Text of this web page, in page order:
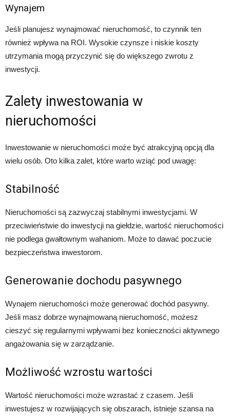
Wynajem
Jeśli planujesz wynajmować nieruchomość, to czynnik ten
również wpływa na ROI. Wysokie czynsze i niskie koszty
utrzymania mogą przyczynić się do większego zwrotu z
inwestycji.
Zalety inwestowania w
nieruchomości
Inwestowanie w nieruchomości może być atrakcyjną opcją dla
wielu osób. Oto kilka zalet, które warto wziąć pod uwagę:
Stabilność
Nieruchomości są zazwyczaj stabilnymi inwestycjami. W
przeciwieństwie do inwestycji na giełdzie, wartość nieruchomości
nie podlega gwałtownym wahaniom. Może to dawać poczucie
bezpieczeństwa inwestorom.
Generowanie dochodu pasywnego
Wynajem nieruchomości może generować dochód pasywny.
Jeśli masz dobrze wynajmowaną nieruchomość, możesz
cieszyć się regularnymi wpływami bez konieczności aktywnego
angażowania się w zarządzanie.
Możliwość wzrostu wartości
Wartość nieruchomości może wzrastać z czasem. Jeśli
inwestujesz w rozwijających się obszarach, istnieje szansa na